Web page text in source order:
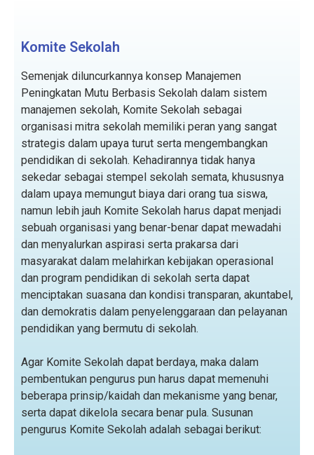
Komite Sekolah
Semenjak diluncurkannya konsep Manajemen
Peningkatan Mutu Berbasis Sekolah dalam sistem
manajemen sekolah, Komite Sekolah sebagai
organisasi mitra sekolah memiliki peran yang sangat
strategis dalam upaya turut serta mengembangkan
pendidikan di sekolah. Kehadirannya tidak hanya
sekedar sebagai stempel sekolah semata, khususnya
dalam upaya memungut biaya dari orang tua siswa,
namun lebih jauh Komite Sekolah harus dapat menjadi
sebuah organisasi yang benar-benar dapat mewadahi
dan menyalurkan aspirasi serta prakarsa dari
masyarakat dalam melahirkan kebijakan operasional
dan program pendidikan di sekolah serta dapat
menciptakan suasana dan kondisi transparan, akuntabel,
dan demokratis dalam penyelenggaraan dan pelayanan
pendidikan yang bermutu di sekolah.
Agar Komite Sekolah dapat berdaya, maka dalam
pembentukan pengurus pun harus dapat memenuhi
beberapa prinsip/kaidah dan mekanisme yang benar,
serta dapat dikelola secara benar pula. Susunan
pengurus Komite Sekolah adalah sebagai berikut: